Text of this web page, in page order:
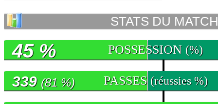
STATS DU MATCH
POSSESSION (%)
45 %
PASSES (réussies %)
339 (81 %)